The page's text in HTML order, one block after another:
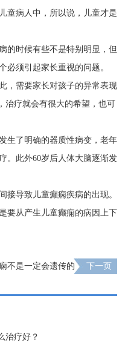
童病人中，所以说，儿童才是
的时候有些不是特别明显，但
必须引起家长重视的问题。
，需要家长对孩子的异常表现
治疗就会有很大的希望，也可
生了明确的器质性病变，老年
。此外60岁后人体大脑逐渐发
接导致儿童癫痫疾病的出现。
要从产生儿童癫痫的病因上下
不是一定会遗传的 下一页
治疗好？